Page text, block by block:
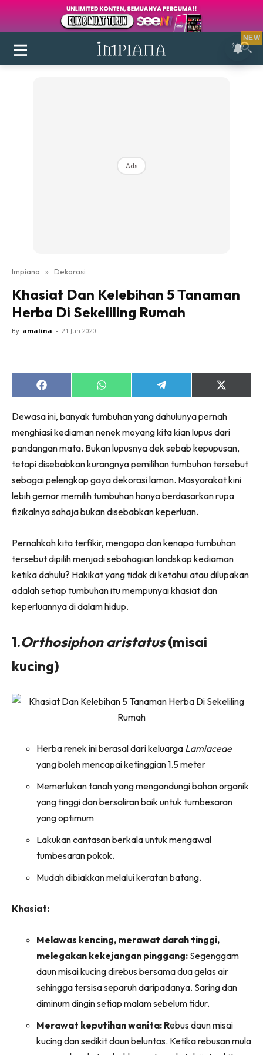
Login|Register
Ruang Makan
Ruang Tamu
Direktori
DIY
Bilik Air
Bilik Tidur
Dapur
Ruang Makan
Make Over
Bilik Air
Bilik Tidur
Dapur
Ruang Tamu
Menarik Lagi
Casa Impiana
Impiana Makeover
Makeover Ruang Selebriti
Hotel
High Rise
Beli Di Mana
Buat Sendiri
Ilham Impiana
Ilham Impiana 360
Ilham Impiana Inspirasi Selebriti
Lahar Dekor
Hub Ideaktiv
Ads
Impiana » Dekorasi
Khasiat Dan Kelebihan 5 Tanaman
Herba Di Sekeliling Rumah
By amalina - 21 Jun 2020
Share
on
Share
on
Share
on
Share
on
(Twitter)
Dewasa ini, banyak tumbuhan yang dahulunya pernah
menghiasi kediaman nenek moyang kita kian lupus dari
pandangan mata. Bukan lupusnya dek sebab kepupusan,
tetapi disebabkan kurangnya pemilihan tumbuhan tersebut
sebagai pelengkap gaya dekorasi laman. Masyarakat kini
lebih gemar memilih tumbuhan hanya berdasarkan rupa
fizikalnya sahaja bukan disebabkan keperluan.
Pernahkah kita terfikir, mengapa dan kenapa tumbuhan
tersebut dipilih menjadi sebahagian landskap kediaman
ketika dahulu? Hakikat yang tidak di ketahui atau dilupakan
adalah setiap tumbuhan itu mempunyai khasiat dan
keperluannya di dalam hidup.
1.Orthosiphon aristatus(misai
kucing)
Herba renek ini berasal dari keluarga Lamiaceae
yang boleh mencapai ketinggian 1.5 meter
Memerlukan tanah yang mengandungi bahan organik
yang tinggi dan bersaliran baik untuk tumbesaran
yang optimum
Lakukan cantasan berkala untuk mengawal
tumbesaran pokok.
Mudah dibiakkan melalui keratan batang.
Khasiat:
Melawas kencing, merawat darah tinggi,
melegakan kekejangan pinggang: Segenggam
daun misai kucing direbus bersama dua gelas air
sehingga tersisa separuh daripadanya. Saring dan
diminum dingin setiap malam sebelum tidur.
Merawat keputihan wanita: Rebus daun misai
kucing dan sedikit daun beluntas. Ketika rebusan mula
NEW